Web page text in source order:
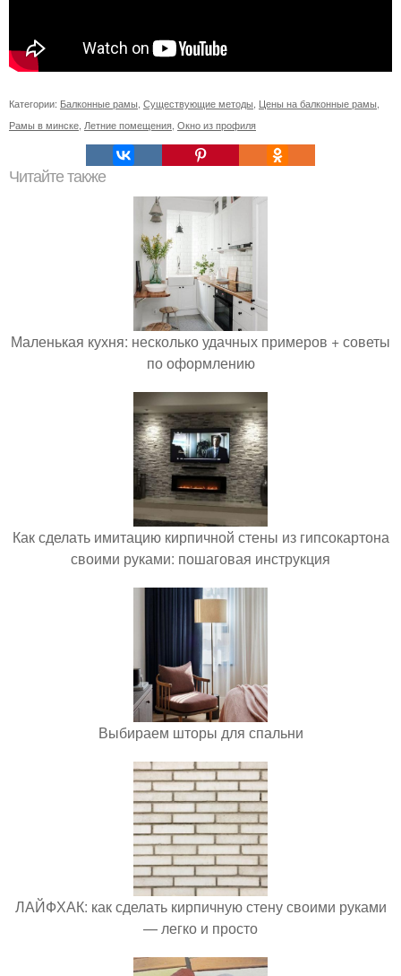
Категории: Балконные рамы Существующие методы Цены на балконные рамы
Рамы в минске Летние помещения Окно из профиля
Читайте также
Маленькая кухня: несколько удачных примеров + советы
по оформлению
Как сделать имитацию кирпичной стены из гипсокартона
своими руками: пошаговая инструкция
Выбираем шторы для спальни
ЛАЙФХАК: как сделать кирпичную стену своими руками
— легко и просто